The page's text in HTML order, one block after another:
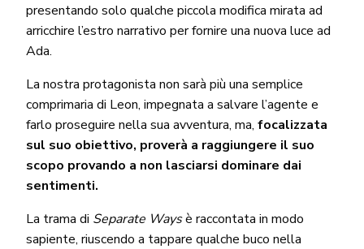
presentando solo qualche piccola modifica mirata ad
arricchire l’estro narrativo per fornire una nuova luce ad
Ada.
La nostra protagonista non sarà più una semplice
comprimaria di Leon, impegnata a salvare l’agente e
farlo proseguire nella sua avventura, ma,focalizzata
sul suo obiettivo, proverà a raggiungere il suo
scopo provando a non lasciarsi dominare dai
sentimenti.
La trama di Separate Waysè raccontata in modo
sapiente, riuscendo a tappare qualche buco nella